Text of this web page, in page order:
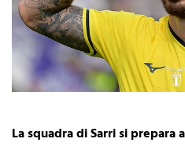
La squadra di Sarri si